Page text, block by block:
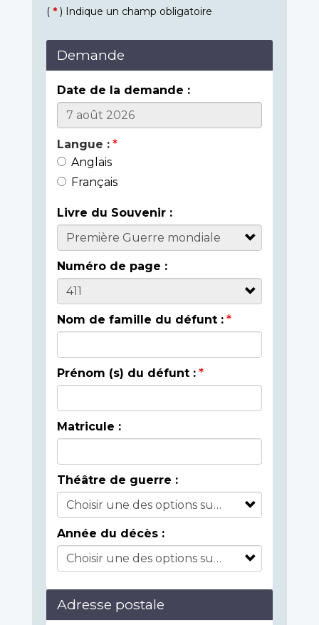
( * ) Indique un champ obligatoire
Demande
Date de la demande :
Langue :
Anglais
Français
Livre du Souvenir :
Numéro de page :
Nom de famille du défunt :
Prénom (s) du défunt :
Matricule :
Théâtre de guerre :
Année du décès :
Adresse postale